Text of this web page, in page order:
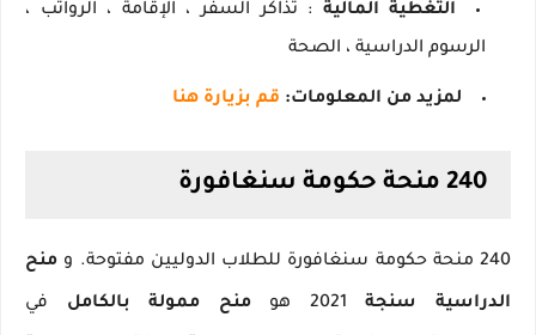
التغطية المالية : تذاكر السفر ، الإقامة ، الرواتب ،
الرسوم الدراسية ، الصحة
لمزيد من المعلومات: قم بزيارة هنا
240 منحة حكومة سنغافورة
240 منحة حكومة سنغافورة للطلاب الدوليين مفتوحة. و منح
الدراسية سنجة2021 هو منح ممولة بالكامل في